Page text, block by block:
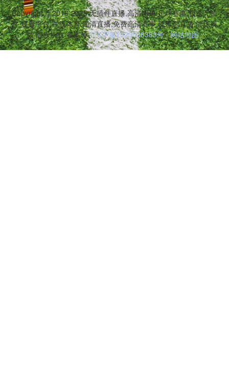
Copyright © 2016-2025 无插件直播,高清NBA,足球赛事,极速无插
件,观看平台,在线体育,高清直播,免费高清赛事,低延迟直播,篮球视
频 版权所有 备案号:川ICP备2020036383号 网站地图